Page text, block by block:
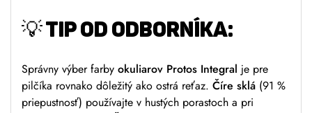
💡 TIP OD ODBORNÍKA:
Správny výber farby okuliarov Protos Integral je pre
pilčíka rovnako dôležitý ako ostrá reťaz. Číre sklá (91 %
priepustnosť) používajte v hustých porastoch a pri